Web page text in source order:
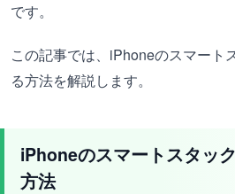
です。
この記事では、iPhoneのスマート
る方法を解説します。
iPhoneのスマートスタッ
方法